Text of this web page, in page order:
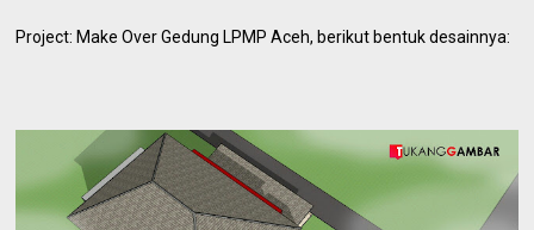
Project: Make Over Gedung LPMP Aceh, berikut bentuk desainnya: